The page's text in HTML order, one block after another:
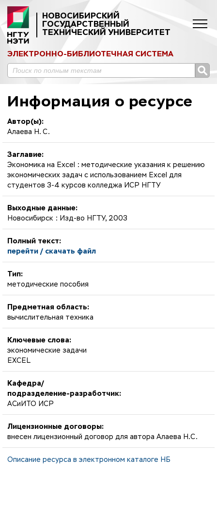
НОВОСИБИРСКИЙ
ГОСУДАРСТВЕННЫЙ
ТЕХНИЧЕСКИЙ УНИВЕРСИТЕТ
ЭЛЕКТРОННО-БИБЛИОТЕЧНАЯ СИСТЕМА
Информация о ресурсе
Автор(ы):
Алаева Н. С.
Заглавие:
Экономика на Excel : методические указания к решению
экономических задач с использованием Excel для
студентов 3-4 курсов колледжа ИСР НГТУ
Выходные данные:
Новосибирск : Изд-во НГТУ, 2003
Полный текст:
перейти / скачать файл
Тип:
методические пособия
Предметная область:
вычислительная техника
Ключевые слова:
экономические задачи
EXCEL
Кафедра/
подразделение-разработчик:
АСиИТО ИСР
Лицензионные договоры:
внесен лицензионный договор для автора Алаева Н.С.
Описание ресурса в электронном каталоге НБ